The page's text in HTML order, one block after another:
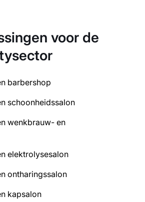
voor de
barbershop
schoonheidssalon
wenkbrauw- en
elektrolysesalon
ontharingssalon
kapsalon